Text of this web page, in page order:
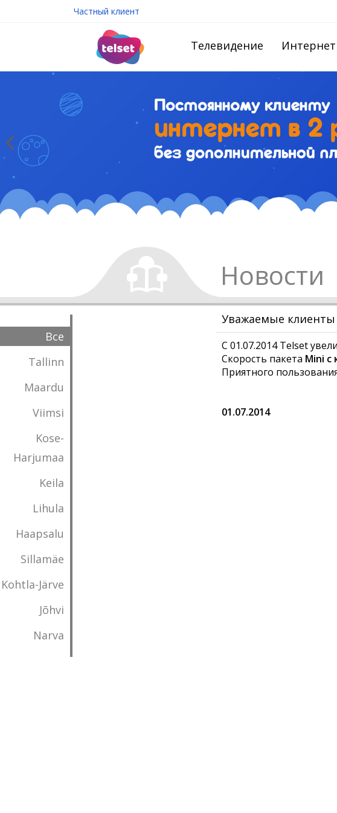
Частный клиент
Телевидение Интернет
Новости
Все
Tallinn
Maardu
Viimsi
Kose-
Harjumaa
Keila
Lihula
Haapsalu
Sillamäe
Kohtla-Järve
Jõhvi
Narva
Уважаемые клиенты
С 01.07.2014 Telset
Скорость пакета Mini с
Приятного
01.07.2014